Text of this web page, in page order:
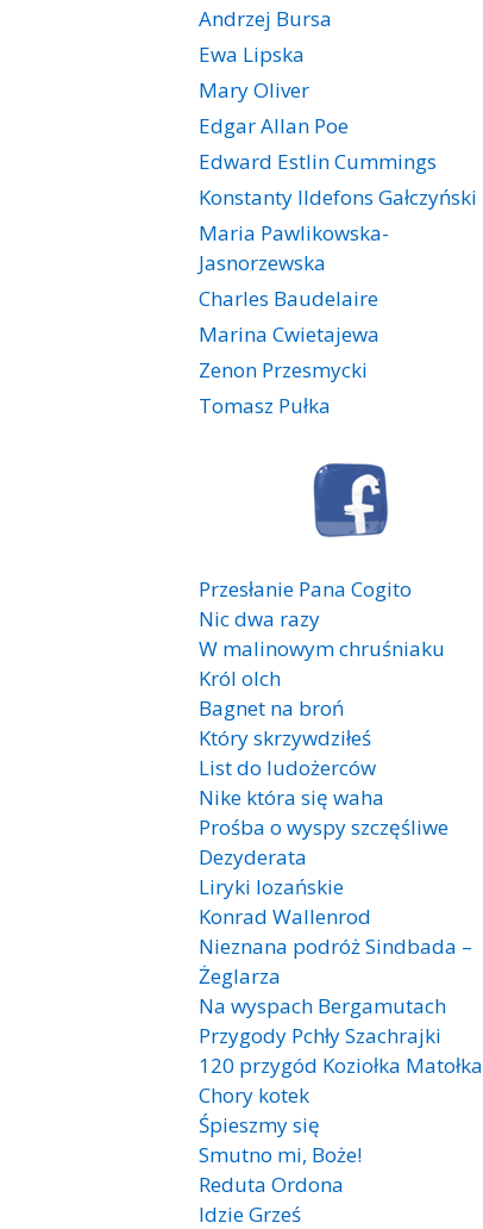
Andrzej Bursa
Ewa Lipska
Mary Oliver
Edgar Allan Poe
Edward Estlin Cummings
Konstanty Ildefons Gałczyński
Maria Pawlikowska-
Jasnorzewska
Charles Baudelaire
Marina Cwietajewa
Zenon Przesmycki
Tomasz Pułka
Przesłanie Pana Cogito
Nic dwa razy
W malinowym chruśniaku
Król olch
Bagnet na broń
Który skrzywdziłeś
List do ludożerców
Nike która się waha
Prośba o wyspy szczęśliwe
Dezyderata
Liryki lozańskie
Konrad Wallenrod
Nieznana podróż Sindbada –
Żeglarza
Na wyspach Bergamutach
Przygody Pchły Szachrajki
120 przygód Koziołka Matołka
Chory kotek
Śpieszmy się
Smutno mi, Boże!
Reduta Ordona
Idzie Grześ